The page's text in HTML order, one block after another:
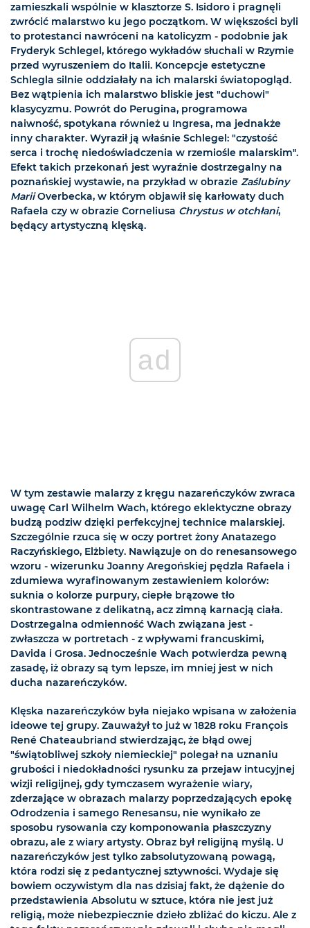
zamieszkali wspólnie w klasztorze S. Isidoro i pragnęli
zwrócić malarstwo ku jego początkom. W większości byli
to protestanci nawróceni na katolicyzm - podobnie jak
Fryderyk Schlegel, którego wykładów słuchali w Rzymie
przed wyruszeniem do Italii. Koncepcje estetyczne
Schlegla silnie oddziałały na ich malarski światopogląd.
Bez wątpienia ich malarstwo bliskie jest "duchowi"
klasycyzmu. Powrót do Perugina, programowa
naiwność, spotykana również u Ingresa, ma jednakże
inny charakter. Wyraził ją właśnie Schlegel: "czystość
serca i trochę niedoświadczenia w rzemiośle malarskim".
Efekt takich przekonań jest wyraźnie dostrzegalny na
poznańskiej wystawie, na przykład w obrazie Zaślubiny
MariiOverbecka, w którym objawił się karłowaty duch
Rafaela czy w obrazie Corneliusa Chrystus w otchłani,
będący artystyczną klęską.
ad
W tym zestawie malarzy z kręgu nazareńczyków zwraca
uwagę Carl Wilhelm Wach, którego eklektyczne obrazy
budzą podziw dzięki perfekcyjnej technice malarskiej.
Szczególnie rzuca się w oczy portret żony Anatazego
Raczyńskiego, Elżbiety. Nawiązuje on do renesansowego
wzoru - wizerunku Joanny Aregońskiej pędzla Rafaela i
zdumiewa wyrafinowanym zestawieniem kolorów:
suknia o kolorze purpury, ciepłe brązowe tło
skontrastowane z delikatną, acz zimną karnacją ciała.
Dostrzegalna odmienność Wach związana jest -
zwłaszcza w portretach - z wpływami francuskimi,
Davida i Grosa. Jednocześnie Wach potwierdza pewną
zasadę, iż obrazy są tym lepsze, im mniej jest w nich
ducha nazareńczyków.
Klęska nazareńczyków była niejako wpisana w założenia
ideowe tej grupy. Zauważył to już w 1828 roku François
René Chateaubriand stwierdzając, że błąd owej
"świątobliwej szkoły niemieckiej" polegał na uznaniu
grubości i niedokładności rysunku za przejaw intucyjnej
wizji religijnej, gdy tymczasem wyrażenie wiary,
zderzające w obrazach malarzy poprzedzających epokę
Odrodzenia i samego Renesansu, nie wynikało ze
sposobu rysowania czy komponowania płaszczyzny
obrazu, ale z wiary artysty. Obraz był religijną myślą. U
nazareńczyków jest tylko zabsolutyzowaną powagą,
która rodzi się z pedantycznej sztywności. Wydaje się
bowiem oczywistym dla nas dzisiaj fakt, że dążenie do
przedstawienia Absolutu w sztuce, która nie jest już
religią, może niebezpiecznie dzieło zbliżać do kiczu. Ale z